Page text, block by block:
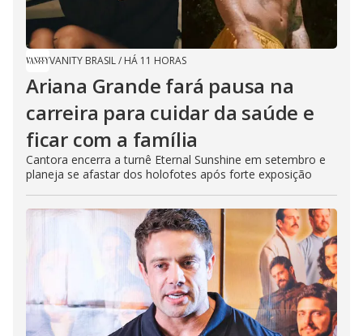
VANITY BRASIL/ HÁ 11 HORAS
Ariana Grande fará pausa na
carreira para cuidar da saúde e
ficar com a família
Cantora encerra a turnê Eternal Sunshine em setembro e
planeja se afastar dos holofotes após forte exposição